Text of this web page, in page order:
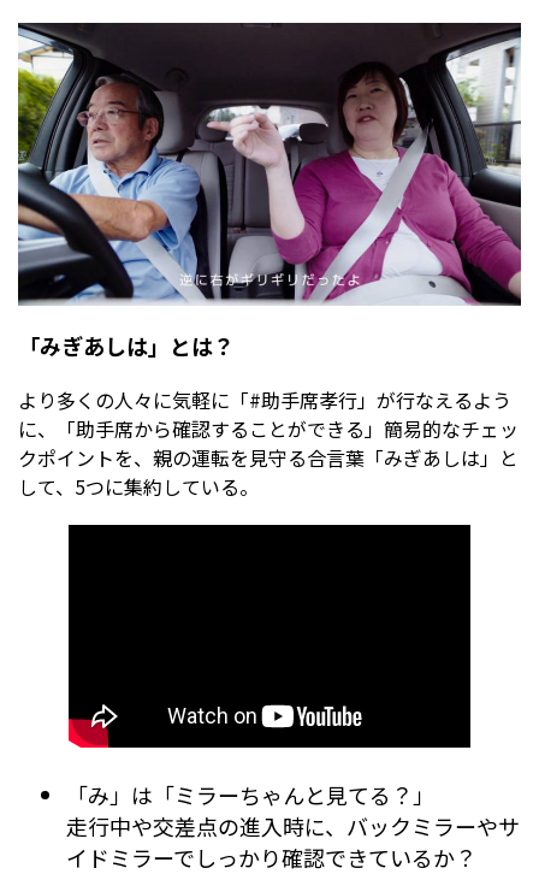
「みぎあしは」とは？
より多くの人々に気軽に「#助手席孝行」が行なえるよう
に、「助手席から確認することができる」簡易的なチェッ
クポイントを、親の運転を見守る合言葉「みぎあしは」と
して、5つに集約している。
「み」は「ミラーちゃんと見てる？」
走行中や交差点の進入時に、バックミラーやサ
イドミラーでしっかり確認できているか？